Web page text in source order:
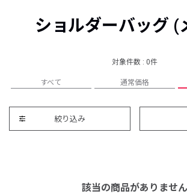
ショルダーバッグ (
対象件数 : 0件
すべて 通常価格
絞り込み
該当の商品がありません